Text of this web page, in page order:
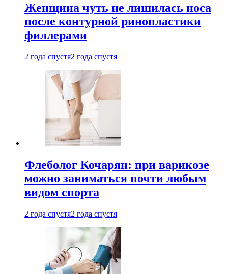
Женщина чуть не лишилась носа
после контурной ринопластики
филлерами
2 года спустя2 года спустя
Флеболог Кочарян: при варикозе
можно заниматься почти любым
видом спорта
2 года спустя2 года спустя